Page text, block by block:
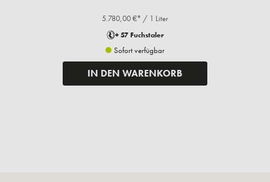
5.780,00 €* / 1 Liter
+ 57 Fuchstaler
Sofort verfügbar
IN DEN WARENKORB